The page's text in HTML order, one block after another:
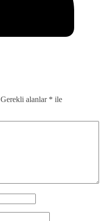
Gerekli alanlar * ile